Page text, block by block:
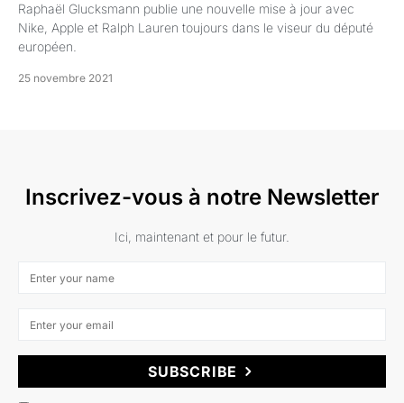
Raphaël Glucksmann publie une nouvelle mise à jour avec
Nike, Apple et Ralph Lauren toujours dans le viseur du député
européen.
25 novembre 2021
Inscrivez-vous à notre Newsletter
Ici, maintenant et pour le futur.
SUBSCRIBE